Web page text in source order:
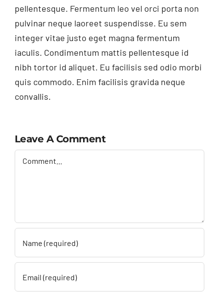
pellentesque. Fermentum leo vel orci porta non
pulvinar neque laoreet suspendisse. Eu sem
integer vitae justo eget magna fermentum
iaculis. Condimentum mattis pellentesque id
nibh tortor id aliquet. Eu facilisis sed odio morbi
quis commodo. Enim facilisis gravida neque
convallis.
Leave A Comment
Comment